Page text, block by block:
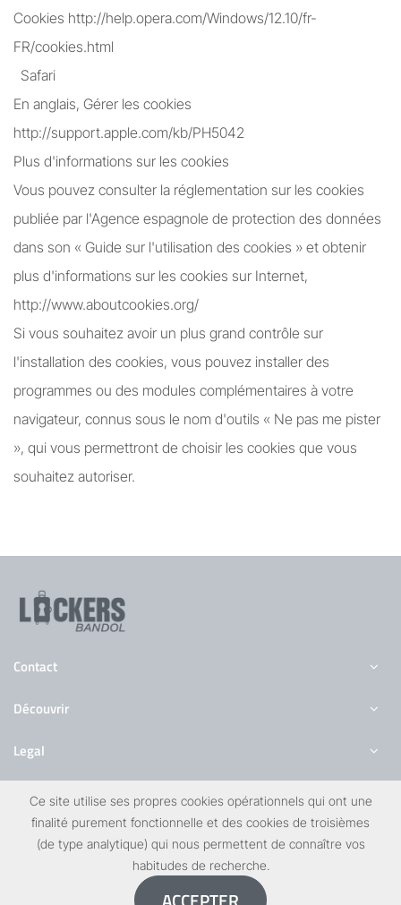
Cookies http://help.opera.com/Windows/12.10/fr-
FR/cookies.html
Safari
En anglais, Gérer les cookies
http://support.apple.com/kb/PH5042
Plus d'informations sur les cookies
Vous pouvez consulter la réglementation sur les cookies
publiée par l'Agence espagnole de protection des données
dans son « Guide sur l'utilisation des cookies » et obtenir
plus d'informations sur les cookies sur Internet,
http://www.aboutcookies.org/
Si vous souhaitez avoir un plus grand contrôle sur
l'installation des cookies, vous pouvez installer des
programmes ou des modules complémentaires à votre
navigateur, connus sous le nom d'outils « Ne pas me pister
», qui vous permettront de choisir les cookies que vous
souhaitez autoriser.
Contact
Découvrir
Legal
Copyright 2026 LockersBandol
Ce site utilise ses propres cookies opérationnels qui ont une
finalité purement fonctionnelle et des cookies de troisièmes
(de type analytique) qui nous permettent de connaître vos
habitudes de recherche.